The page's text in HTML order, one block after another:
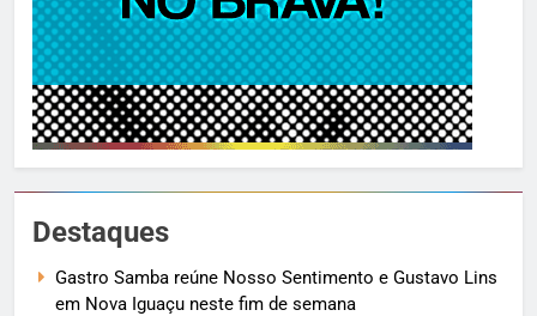
Destaques
Gastro Samba reúne Nosso Sentimento e Gustavo Lins
em Nova Iguaçu neste fim de semana